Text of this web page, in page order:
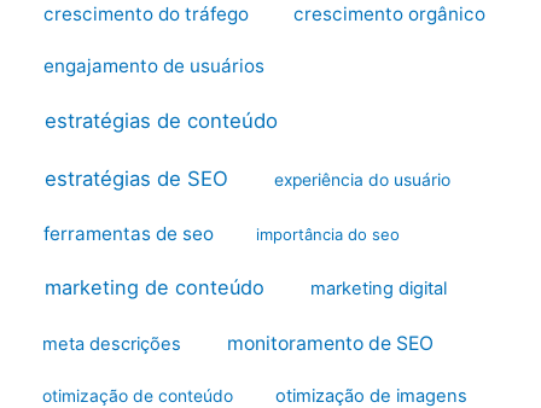
crescimento do tráfego crescimento orgânico
engajamento de usuários
estratégias de conteúdo
estratégias de SEO experiência do usuário
ferramentas de seo importância do seo
marketing de conteúdo marketing digital
meta descrições monitoramento de SEO
otimização de conteúdo otimização de imagens